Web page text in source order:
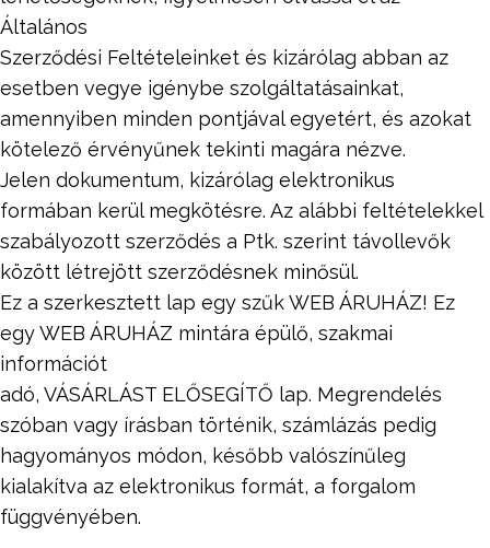
Általános
Szerződési Feltételeinket és kizárólag abban az
esetben vegye igénybe szolgáltatásainkat,
amennyiben minden pontjával egyetért, és azokat
kötelező érvényűnek tekinti magára nézve.
Jelen dokumentum, kizárólag elektronikus
formában kerül megkötésre. Az alábbi feltételekkel
szabályozott szerződés a Ptk. szerint távollevők
között létrejött szerződésnek minősül.
Ez a szerkesztett lap egy szűk WEB ÁRUHÁZ! Ez
egy WEB ÁRUHÁZ mintára épülő, szakmai
információt
adó, VÁSÁRLÁST ELŐSEGÍTŐ lap. Megrendelés
szóban vagy írásban történik, számlázás pedig
hagyományos módon, később valószínűleg
kialakítva az elektronikus formát, a forgalom
függvényében.